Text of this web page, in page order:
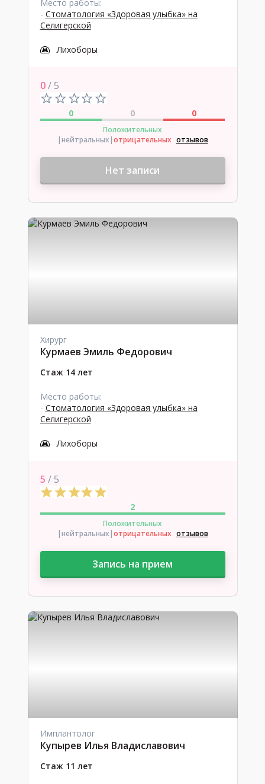
Место работы:
- Стоматология «Здоровая улыбка» на
Селигерской
Лихоборы
0/ 5
0 0 0
Положительных
|нейтральных|отрицательных отзывов
Нет записи
Хирург
Курмаев Эмиль Федорович
Стаж 14 лет
Место работы:
- Стоматология «Здоровая улыбка» на
Селигерской
Лихоборы
5 / 5
2
Положительных
|нейтральных|отрицательных отзывов
Запись на прием
Имплантолог
Купырев Илья Владиславович
Стаж 11 лет